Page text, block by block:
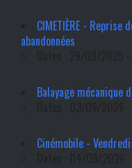
CIMETIÈRE - Reprise
abandonnées
Balayage mécanique
Cinémobile -